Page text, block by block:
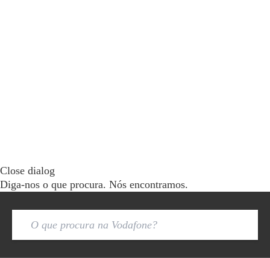
Close dialog
Diga-nos o que procura. Nós encontramos.